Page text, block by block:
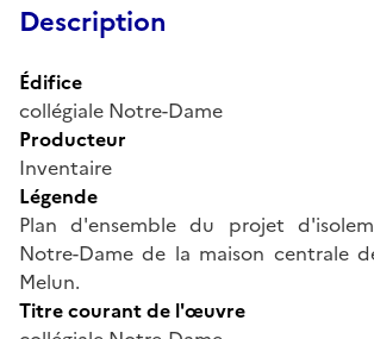
Description
Édifice
collégiale Notre-Dame
Producteur
Inventaire
Légende
Plan d'ensemble du projet
Notre-Dame de la maison centrale
Melun.
Titre courant de l'œuvre